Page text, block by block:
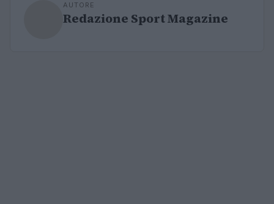
AUTORE
Redazione Sport Magazine